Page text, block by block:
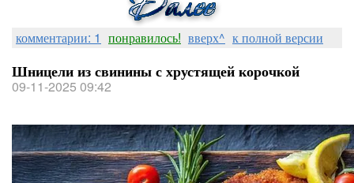
комментарии: 1 понравилось! вверх^ к полной версии
Шницели из свинины с хрустящей корочкой
09-11-2025 09:42